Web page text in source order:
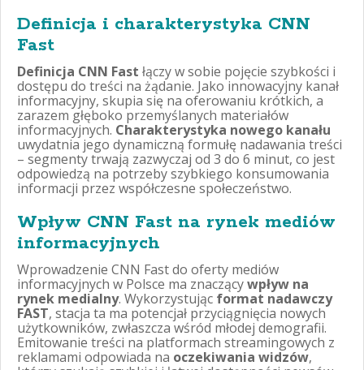
Definicja i charakterystyka CNN
Fast
Definicja CNN Fast łączy w sobie pojęcie szybkości i
dostępu do treści na żądanie. Jako innowacyjny kanał
informacyjny, skupia się na oferowaniu krótkich, a
zarazem głęboko przemyślanych materiałów
informacyjnych. Charakterystyka nowego kanału
uwydatnia jego dynamiczną formułę nadawania treści
– segmenty trwają zazwyczaj od 3 do 6 minut, co jest
odpowiedzą na potrzeby szybkiego konsumowania
informacji przez współczesne społeczeństwo.
Wpływ CNN Fast na rynek mediów
informacyjnych
Wprowadzenie CNN Fast do oferty mediów
informacyjnych w Polsce ma znaczącywpływ na
rynek medialny. Wykorzystując format nadawczy
FAST, stacja ta ma potencjał przyciągnięcia nowych
użytkowników, zwłaszcza wśród młodej demografii.
Emitowanie treści na platformach streamingowych z
reklamami odpowiada na oczekiwania widzów,